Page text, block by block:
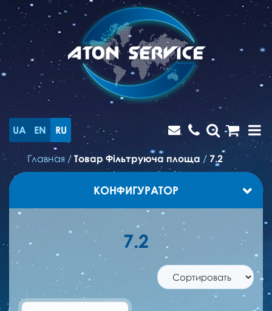
UA EN RU
Главная / Товар Фільтруюча площа / 7.2
КОНФИГУРАТОР
7.2